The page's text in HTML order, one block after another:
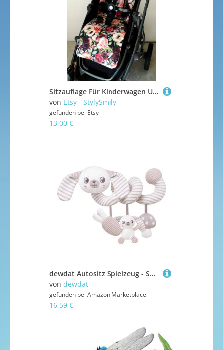
Sitzauflage Für Kinderwagen Uppababy, Orbit, Cybex, Joolz
von Etsy - StylySmily
gefunden bei Etsy
13,00 €
dewdat Autositz Spielzeug - Spiral Kinderwagen Spielzeug | Tierische Zubehöre Für Reise Kinderbett Outdoor Lange Autofahrten Parkspiele
von dewdat
gefunden bei Amazon Marketplace
16,59 €